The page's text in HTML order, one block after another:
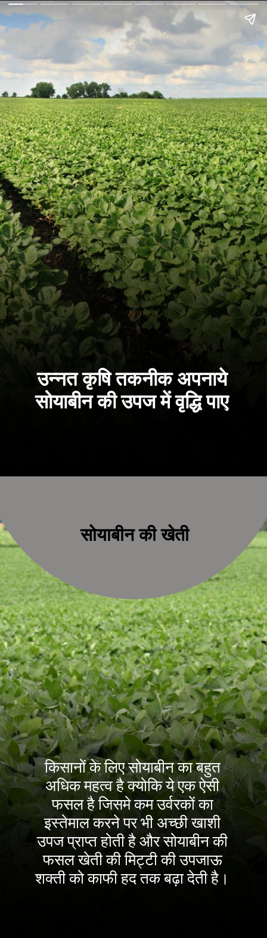
उन्नत कृषि तकनीक अपनाये
सोयाबीन की उपज में वृद्धि पाए
सोयाबीन की खेती
किसानों के लिए सोयाबीन का बहुत
अधिक महत्व है क्योकि ये एक ऐसी
फसल है जिसमे कम उर्वरकों का
इस्तेमाल करने पर भी अच्छी खाशी
उपज प्राप्त होती है और सोयाबीन की
फसल खेती की मिट्टी की उपजाऊ
शक्ती को काफी हद तक बढ़ा देती है।